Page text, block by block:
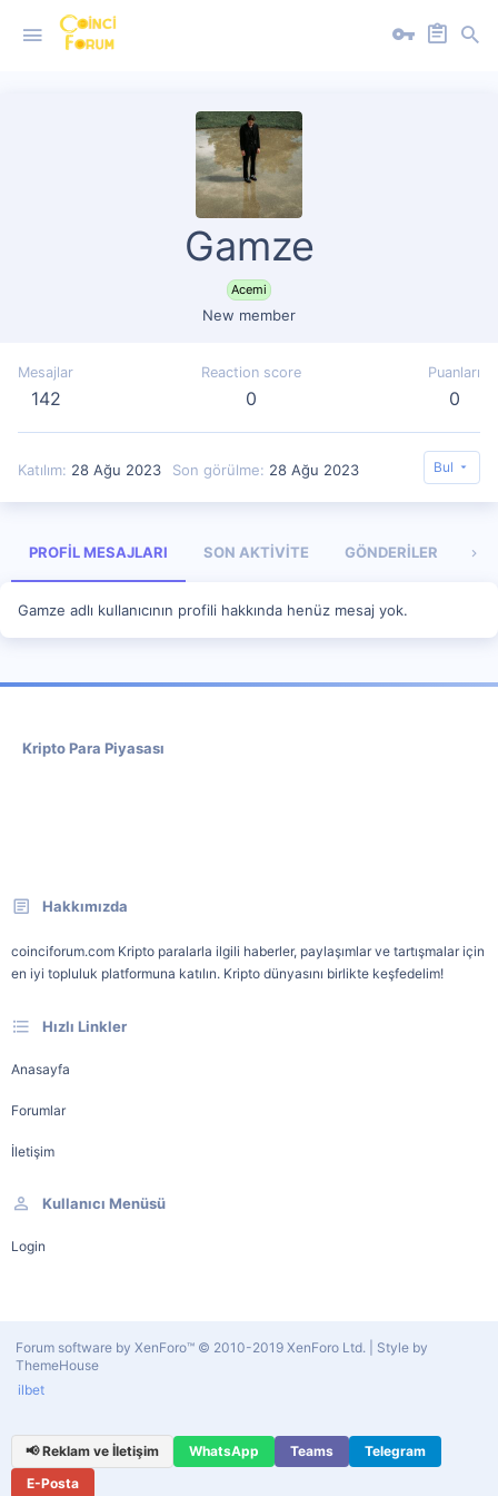
Gamze
Acemi
New member
Mesajlar
142
Reaction score
0
Puanları
0
Katılım 28 Ağu 2023 Son görülme 28 Ağu 2023 Bul
PROFIL MESAJLARI SON AKTIVITE GÖNDERILER
Gamze adlı kullanıcının profili hakkında henüz mesaj yok.
Kripto Para Piyasası
Hakkımızda
coinciforum.com Kripto paralarla ilgili haberler, paylaşımlar ve tartışmalar için
en iyi topluluk platformuna katılın. Kripto dünyasını birlikte keşfedelim!
Hızlı Linkler
Anasayfa
Forumlar
İletişim
Kullanıcı Menüsü
Login
Forum software by XenForo™ © 2010-2019 XenForo Ltd.
Style by
ThemeHouse
ilbet
📢 Reklam ve İletişim WhatsApp Teams
Telegram
E-Posta